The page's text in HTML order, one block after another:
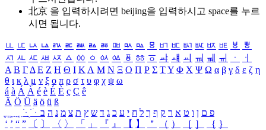
北京 을 입력하시려면 beijing을 입력하시고 space를 누르
시면 됩니다.
ㅥ ㅦ ㅧ ㅨ ㅩ ㅪ ㅫ ㅬ ㅭ ㅮ ㅯ ㅰ ㅱ ㅲ ㅳ ㅴ ㅵ ㅶ ㅷ ㅸ
ㅹ
ㅺ ㅻ ㅼ ㅽ ㅾ ㅿ ㆀ ㆁ ㆂ ㆃ ㆄ ㆅ ㆆ ㆇ ㆈ ㆉ ㆊ ㆋ ㆌ ㆍ
ㆎ
Α Β ΓΔ Ε Ζ Η Θ Ι ΚΛ Μ Ν Ξ Ο Π Ρ Σ ΤΥ Φ Χ Ψ Ω α β γ δ ε ζ η
θ ι κ λ μ ν ξ ο π ρ σ τ υ φ χ ψ ω
á à Á À é è É È ç Ç ê
Ä Ö Ü ä ö ü ß
ִֶֹ ֻּ ׁׂ פ ם ן ו ט א ר ק ף ך ל ח י ע כ ג ד ש ץ ת צ מ נ ה ב
‘ ’ “ ” 〔 〕 〈 〉 「 」 『 』 【 】 ＂ （ ） ［ ］ ｛ ｝